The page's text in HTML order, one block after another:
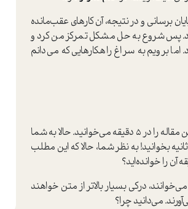
برسانی و در نتیجه، آن کارهای عقب‌مانده
پس شروع به حل مشکل تمرکز من کرد و
برویم به سراغ راهکارهایی که می‌دانم
به نظر شما، تندخوانی کردن تمرکز را افزایش می‌دهد یا کاهش؟ فرض کنید شما این مقاله را در ۵ دقیقه می‌خوانید. حالا به شما
می‌گویند می‌خواهند مهارتی را به شما بدهند تا بتوانید این مطلب را در زمان ۲۵ ثانیه بخوانید! به نظر شما، حالا که این مطلب
و در همان ۲۵ ثانیه این مطلب را می‌خوانند، درکی بسیار بالاتر از متن خواهند
می‌دانید چرا؟